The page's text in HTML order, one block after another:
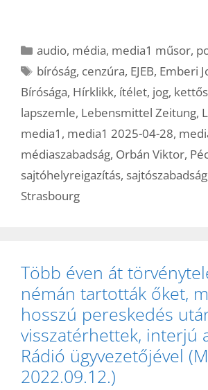
Kategória
audio, média, media1 műsor,
Címkék
bíróság, cenzúra, EJEB, Emberi
Bírósága, Hírklikk, ítélet, jog,
lapszemle, Lebensmittel Zeitung,
media1 , media1 2025-04-28,
médiaszabadság, Orbán Viktor,
sajtóhelyreigazítás, sajtószabadság
Strasbourg
Több éven át
némán tartották őket,
hosszú pereskedés
visszatérhettek, interjú
Rádió ügyvezetőjével
2022.09.12.)